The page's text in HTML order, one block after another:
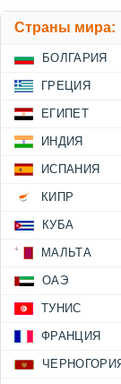
Страны мира:
БОЛГАРИЯ
ГРЕЦИЯ
ЕГИПЕТ
ИНДИЯ
ИСПАНИЯ
КИПР
КУБА
МАЛЬТА
ОАЭ
ТУНИС
ФРАНЦИЯ